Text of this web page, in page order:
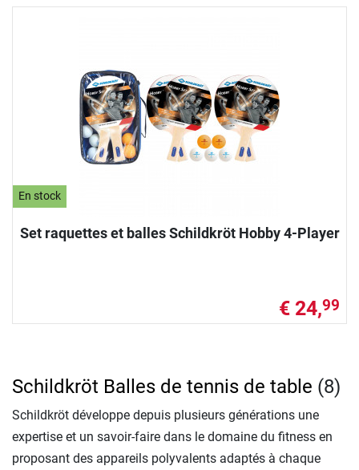
En stock
Set raquettes et balles Schildkröt Hobby 4-Player
€ 24,99
Schildkröt Balles de tennis de table (8)
Schildkröt développe depuis plusieurs générations une
expertise et un savoir-faire dans le domaine du fitness en
proposant des appareils polyvalents adaptés à chaque